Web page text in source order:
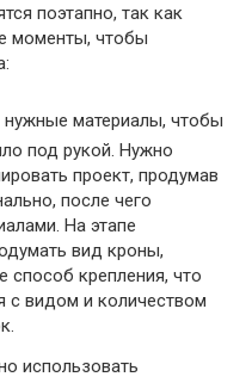
поэтапно, так как
моменты, чтобы
нужные материалы, чтобы
под рукой. Нужно
проект, продумав
после чего
На этапе
вид кроны,
способ крепления, что
с видом и количеством
использовать